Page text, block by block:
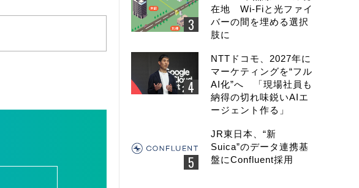
在地 Wi-Fiと光ファイ
バーの間を埋める選択
肢に
NTTドコモ、2027年に
マーケティングを“フル
AI化”へ 「現場社員も
納得の切れ味鋭いAIエ
ージェント作る」
JR東日本、“新
Suica”のデータ連携基
盤にConfluent採用